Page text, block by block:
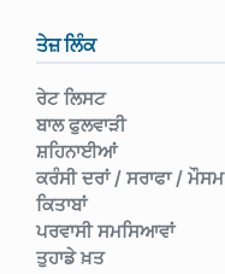
ਤੇਜ਼ ਲਿੰਕ
ਰੇਟ ਲਿਸਟ
ਬਾਲ ਫੁਲਵਾੜੀ
ਸ਼ਹਿਨਾਈਆਂ
ਕਰੰਸੀ ਦਰਾਂ / ਸਰਾਫਾ / ਮੌਸਮ
ਕਿਤਾਬਾਂ
ਪਰਵਾਸੀ ਸਮਸਿਆਵਾਂ
ਤੁਹਾਡੇ ਖ਼ਤ